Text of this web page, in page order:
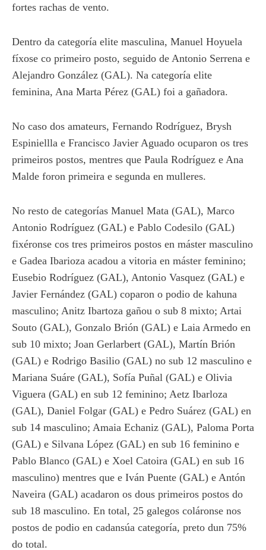
fortes rachas de vento.
Dentro da categoría elite masculina, Manuel Hoyuela
fíxose co primeiro posto, seguido de Antonio Serrena e
Alejandro González (GAL). Na categoría elite
feminina, Ana Marta Pérez (GAL) foi a gañadora.
No caso dos amateurs, Fernando Rodríguez, Brysh
Espiniellla e Francisco Javier Aguado ocuparon os tres
primeiros postos, mentres que Paula Rodríguez e Ana
Malde foron primeira e segunda en mulleres.
No resto de categorías Manuel Mata (GAL), Marco
Antonio Rodríguez (GAL) e Pablo Codesilo (GAL)
fixéronse cos tres primeiros postos en máster masculino
e Gadea Ibarioza acadou a vitoria en máster feminino;
Eusebio Rodríguez (GAL), Antonio Vasquez (GAL) e
Javier Fernández (GAL) coparon o podio de kahuna
masculino; Anitz Ibartoza gañou o sub 8 mixto; Artai
Souto (GAL), Gonzalo Brión (GAL) e Laia Armedo en
sub 10 mixto; Joan Gerlarbert (GAL), Martín Brión
(GAL) e Rodrigo Basilio (GAL) no sub 12 masculino e
Mariana Suáre (GAL), Sofía Puñal (GAL) e Olivia
Viguera (GAL) en sub 12 feminino; Aetz Ibarloza
(GAL), Daniel Folgar (GAL) e Pedro Suárez (GAL) en
sub 14 masculino; Amaia Echaniz (GAL), Paloma Porta
(GAL) e Silvana López (GAL) en sub 16 feminino e
Pablo Blanco (GAL) e Xoel Catoira (GAL) en sub 16
masculino) mentres que e Iván Puente (GAL) e Antón
Naveira (GAL) acadaron os dous primeiros postos do
sub 18 masculino. En total, 25 galegos coláronse nos
postos de podio en cadansúa categoría, preto dun 75%
do total.